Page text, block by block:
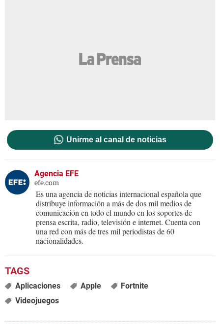
Unirme al canal de noticias
Agencia EFE
efe.com
Es una agencia de noticias internacional española que
distribuye información a más de dos mil medios de
comunicación en todo el mundo en los soportes de
prensa escrita, radio, televisión e internet. Cuenta con
una red con más de tres mil periodistas de 60
nacionalidades.
Aplicaciones Apple
Fortnite
Videojuegos